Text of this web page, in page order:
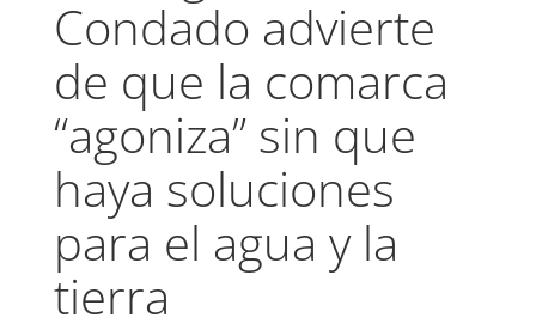
Condado advierte
de que la comarca
“agoniza” sin que
haya soluciones
para el agua y la
tierra